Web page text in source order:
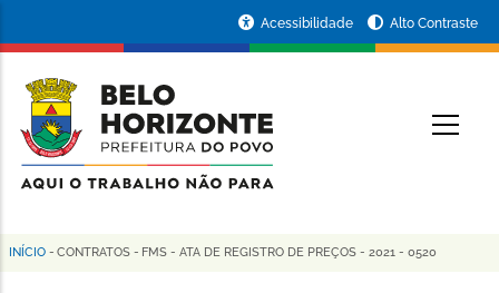
conteúdo
principal
da
Prefeitura
de
Horizonte
Acessibilidade Alto Contraste
Trilha
INÍCIO - CONTRATOS - FMS - ATA DE REGISTRO DE PREÇOS - 2021 - 0520